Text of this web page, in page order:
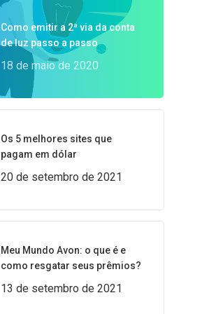
Como emitir a 2ª via da conta
de luz passo a passo
18 de maio de 2020
Os 5 melhores sites que
pagam em dólar
20 de setembro de 2021
Meu Mundo Avon: o que é e
como resgatar seus prêmios?
13 de setembro de 2021